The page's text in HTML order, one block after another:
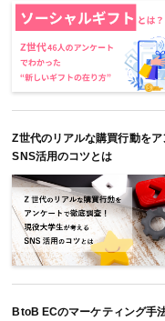
Z世代のリアルな購買行動を
SNS活用のコツとは
BtoB ECのマーケティング手